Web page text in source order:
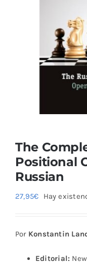
The
Positional
Russian
27,95€ Hay
PorKonstantin
Editorial: